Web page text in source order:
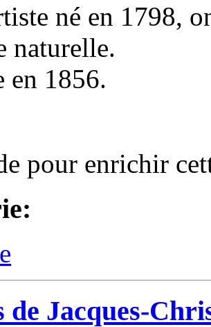
né en 1798,
naturelle.
en 1856.
pour enrichir
de Jacques-